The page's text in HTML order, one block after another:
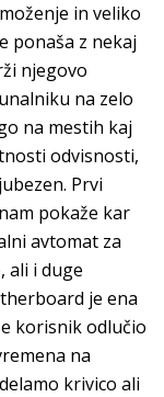
in veliko
ponaša z nekaj
njegovo
na zelo
na mestih kaj
odvisnosti,
Prvi
pokaže kar
avtomat za
ali i duge
je ena
korisnik odlučio
na
krivico ali